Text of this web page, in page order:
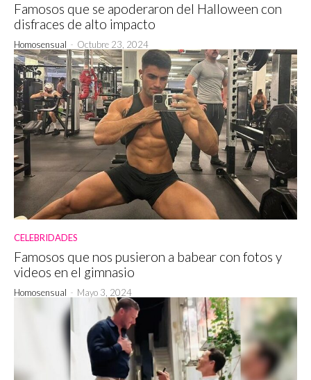
Famosos que se apoderaron del Halloween con
disfraces de alto impacto
Homosensual - Octubre 23, 2024
CELEBRIDADES
Famosos que nos pusieron a babear con fotos y
videos en el gimnasio
Homosensual - Mayo 3, 2024